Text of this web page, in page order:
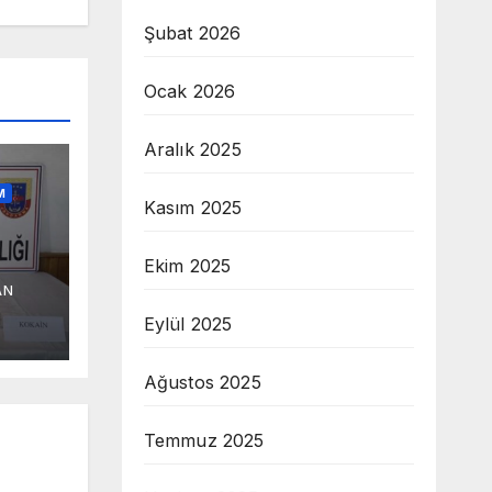
Şubat 2026
Ocak 2026
Aralık 2025
Kasım 2025
Ekim 2025
Eylül 2025
Ağustos 2025
Temmuz 2025